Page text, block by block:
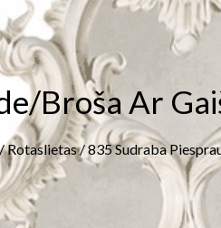
broša Ar
Rotaslietas/ 835 Sudraba